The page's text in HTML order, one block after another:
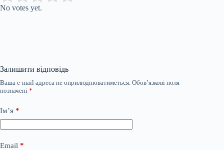
No votes yet.
Залишити відповідь
Ваша e-mail адреса не оприлюднюватиметься. Обов’язкові поля
позначені *
Ім’я *
Email *